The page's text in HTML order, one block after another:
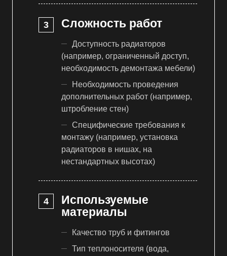
Сложность работ
Доступность радиаторов
(например, ограниченный доступ,
необходимость демонтажа мебели)
Необходимость проведения
дополнительных работ (например,
штробление стен)
Специфические требования к
монтажу (например, установка
радиаторов в нишах, на
нестандартных высотах)
Используемые
материалы
Качество труб и фитингов
Тип теплоносителя (вода,